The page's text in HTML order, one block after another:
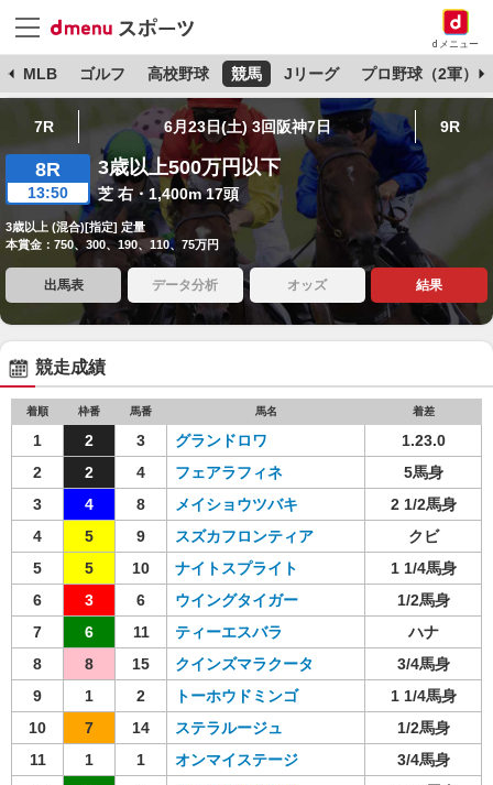
dメニュー
MLB ゴルフ 高校野球 競馬 Jリーグ プロ野球（2軍）
7R 6月23日(土) 3回阪神7日 9R
8R
13:50
3歳以上500万円以下
芝 右・1,400m 17頭
3歳以上 (混合)[指定] 定量
本賞金：750、300、190、110、75万円
出馬表 データ分析 オッズ 結果
競走成績
着順 枠番 馬番 馬名 着差
1 2 3 グランドロワ
1.23.0
2
2 4 フェアラフィネ
5馬身
3
4 8 メイショウツバキ
2 1/2馬身
4
5 9 スズカフロンティア
クビ
5
5 10 ナイトスプライト
1 1/4馬身
6
3 6 ウイングタイガー
1/2馬身
7
6 11 ティーエスバラ
ハナ
8
8 15 クインズマラクータ
3/4馬身
9
1 2 トーホウドミンゴ
1 1/4馬身
10
7 14 ステラルージュ
1/2馬身
11
1 1 オンマイステージ
3/4馬身